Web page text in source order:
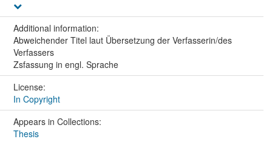
Additional information:
Abweichender Titel laut Übersetzung der Verfasserin/des
Verfassers
Zsfassung in engl. Sprache
License:
In Copyright
Appears in Collections:
Thesis